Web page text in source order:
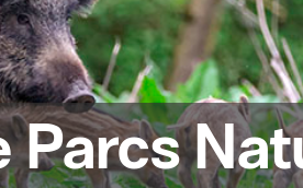
Parcs